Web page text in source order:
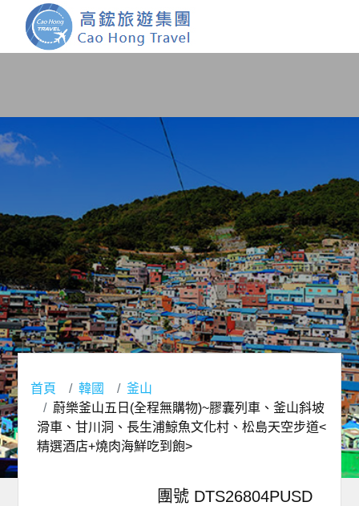
團體旅遊
國內旅遊
關於我們
客製服務
會員登入
首頁 韓國
釜山
蔚樂釜山五日(全程無購物)~膠囊列車、釜山斜坡
滑車、甘川洞、長生浦鯨魚文化村、松島天空步道<
精選酒店+燒肉海鮮吃到飽>
團號 DTS26804PUSD